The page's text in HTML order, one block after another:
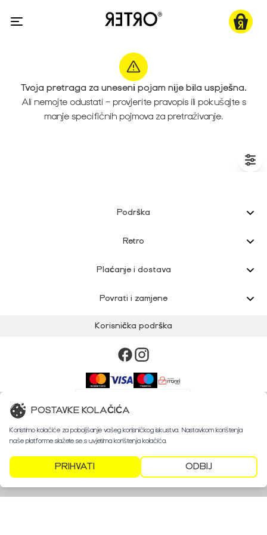
Tvoja pretraga za uneseni pojam nije bila uspješna.
Ali nemojte odustati – provjerite pravopis ili pokušajte s
manje specifičnih pojmova za pretraživanje.
Podrška
Retro
Plaćanje i dostava
Povrati i zamjene
Korisnička podrška
© 2024 Retroshop
POSTAVKE KOLAČIĆA
Koristimo kolačiće za poboljšanje vašeg korisničkog iskustva. Nastavkom korištenja
naše platforme slažete se s uvjetima korištenja kolačića.
PRIHVATI ODBIJ